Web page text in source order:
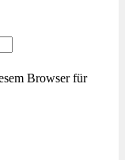
Browser für